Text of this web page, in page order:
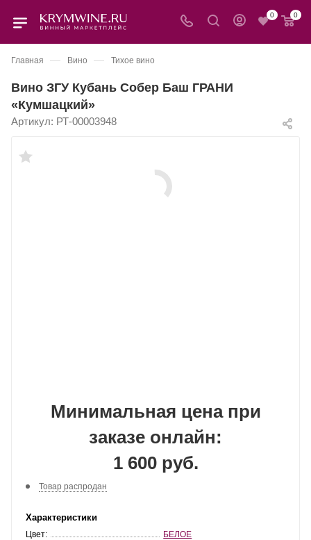
0 0
Главная — Вино — Тихое вино
Вино ЗГУ Кубань Собер Баш ГРАНИ
«Кумшацкий»
Артикул: РТ-00003948
Минимальная цена при
заказе онлайн:
1 600 руб.
Товар распродан
Характеристики
Цвет:
БЕЛОЕ